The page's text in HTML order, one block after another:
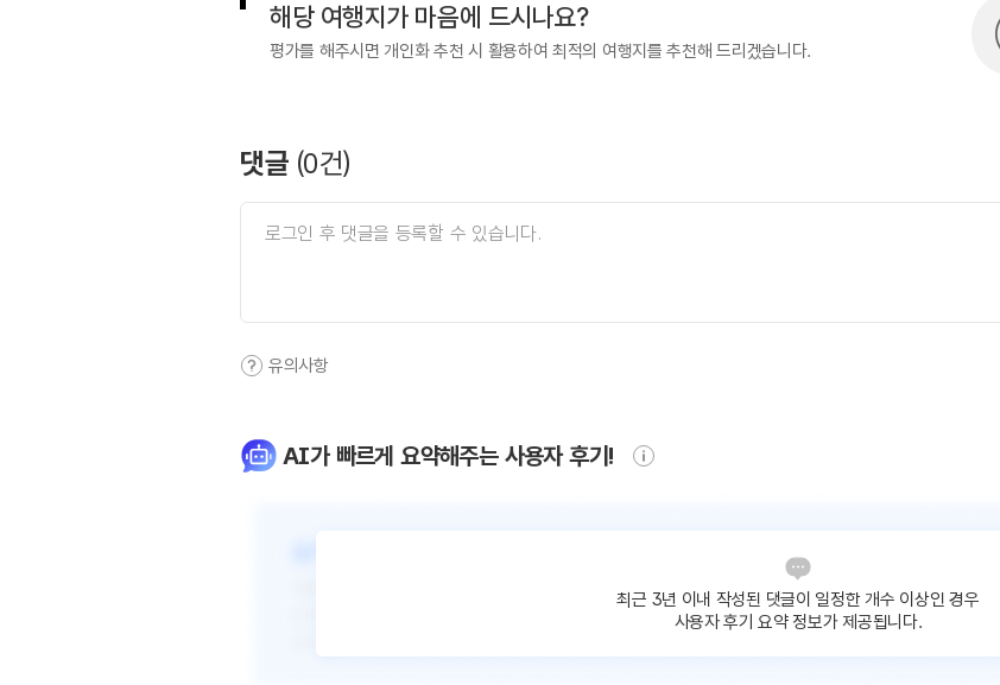
해당 여행지가 마음에 드시나요?
평가를 해주시면 개인화 추천 시 활용하여 최적의 여행지를 추천해 드리겠습니다.
댓글 (0건)
유의사항
AI가 빠르게 요약해주는 사용자 후기!
최근 3년 이내 작성된 댓글이 일정한 개수 이상인 경우
사용자 후기 요약 정보가 제공됩니다.